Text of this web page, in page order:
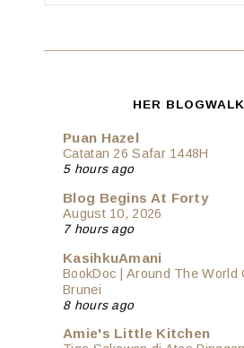
HER
Puan Hazel
Catatan 26 Safar 1448H
5 hours ago
Blog Begins At Forty
August 10, 2026
7 hours ago
KasihkuAmani
BookDoc | Around The World
Brunei
8 hours ago
Amie's Little Kitchen